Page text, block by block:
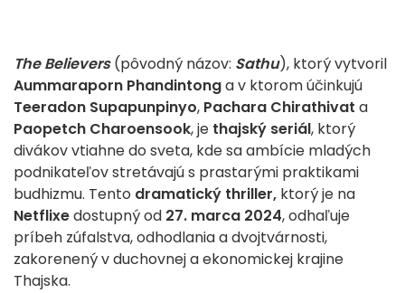
The Believers(pôvodný názov: Sathu), ktorý vytvoril
Aummaraporn Phandintonga v ktorom účinkujú
Teeradon Supapunpinyo, Pachara Chirathivat a
Paopetch Charoensook, je thajský seriál, ktorý
divákov vtiahne do sveta, kde sa ambície mladých
podnikateľov stretávajú s prastarými praktikami
budhizmu. Tento dramatický thriller, ktorý je na
Netflixedostupný od 27. marca 2024, odhaľuje
príbeh zúfalstva, odhodlania a dvojtvárnosti,
zakorenený v duchovnej a ekonomickej krajine
Thajska.